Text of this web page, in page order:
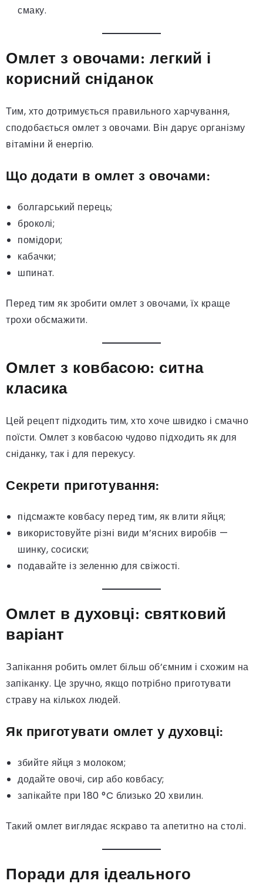
смаку.
Омлет з овочами: легкий і
корисний сніданок
Тим, хто дотримується правильного харчування,
сподобається омлет з овочами. Він дарує організму
вітаміни й енергію.
Що додати в омлет з овочами:
болгарський перець;
броколі;
помідори;
кабачки;
шпинат.
Перед тим як зробити омлет з овочами, їх краще
трохи обсмажити.
Омлет з ковбасою: ситна
класика
Цей рецепт підходить тим, хто хоче швидко і смачно
поїсти. Омлет з ковбасою чудово підходить як для
сніданку, так і для перекусу.
Секрети приготування:
підсмажте ковбасу перед тим, як влити яйця;
використовуйте різні види м’ясних виробів —
шинку, сосиски;
подавайте із зеленню для свіжості.
Омлет в духовці: святковий
варіант
Запікання робить омлет більш об’ємним і схожим на
запіканку. Це зручно, якщо потрібно приготувати
страву на кількох людей.
Як приготувати омлет у духовці:
збийте яйця з молоком;
додайте овочі, сир або ковбасу;
запікайте при 180 °C близько 20 хвилин.
Такий омлет виглядає яскраво та апетитно на столі.
Поради для ідеального